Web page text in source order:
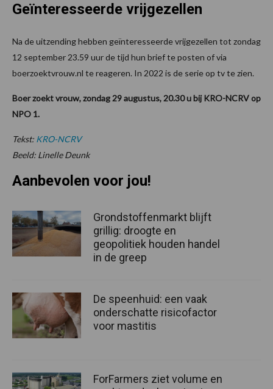
Geïnteresseerde vrijgezellen
Na de uitzending hebben geïnteresseerde vrijgezellen tot zondag
12 september 23.59 uur de tijd hun brief te posten of via
boerzoektvrouw.nl te reageren. In 2022 is de serie op tv te zien.
Boer zoekt vrouw, zondag 29 augustus, 20.30 u bij KRO-NCRV op
NPO 1.
Tekst: KRO-NCRV
Beeld: Linelle Deunk
Aanbevolen voor jou!
Grondstoffenmarkt blijft
grillig: droogte en
geopolitiek houden handel
in de greep
De speenhuid: een vaak
onderschatte risicofactor
voor mastitis
ForFarmers ziet volume en